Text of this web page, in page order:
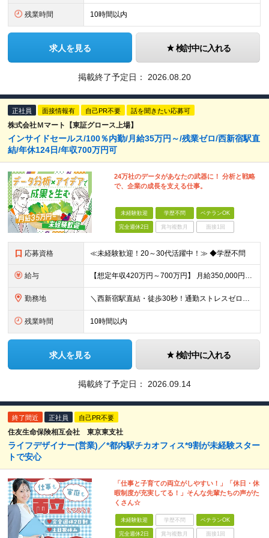
残業時間 10時間以内
求人を見る 検討中に入れる
掲載終了予定日： 2026.08.20
正社員 面接情報有 自己PR不要 話を聞きたい応募可
株式会社Ｍマート【東証グロース上場】
インサイドセールス/100％内勤/月給35万円～/残業ゼロ/西新宿駅直
結/年休124日/年収700万円可
24万社のデータがあなたの武器に！ 分析と戦略
で、企業の成長を支える仕事。
未経験歓迎 学歴不問 ベテランOK
完全週休2日 賞与複数月 面接1回
応募資格 ≪未経験歓迎！20～30代活躍中！≫ ◆学歴不問
給与 【想定年収420万円～700万円】 月給350,000円～584,000円＋インセンティブ （基本給302,000円～505,000円、固定残業代48,000円～79,000円/月を含む） ※前職給
勤務地 ＼西新宿駅直結・徒歩30秒！通勤ストレスゼロの好立地／ 東京都新宿区西新宿6-5-1新宿アイランドタワー26階 ※(変更の範囲)会社の指示による
残業時間 10時間以内
求人を見る 検討中に入れる
掲載終了予定日： 2026.09.14
終了間近 正社員 自己PR不要
住友生命保険相互会社 東京東支社
ライフデザイナー(営業)／*都内駅チカオフィス*9割が未経験スター
トで安心
「仕事と子育ての両立がしやすい！」「休日・休
暇制度が充実してる！」そんな先輩たちの声がた
くさん☆
未経験歓迎 学歴不問 ベテランOK
完全週休2日 賞与複数月 面接1回